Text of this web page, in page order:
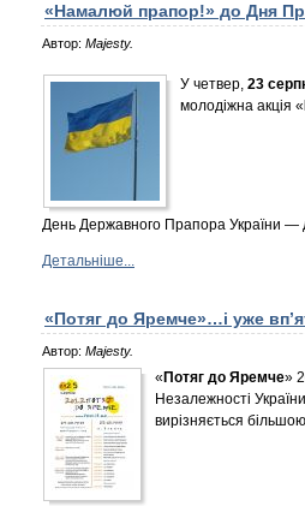
«Намалюй прапор!» до Дня
Автор: Majesty.
У четвер, 23
молодіжна акція «
День Державного Прапора України —
Детальніше...
«Потяг до Яремче»…і уже
Автор: Majesty.
« Потяг до Яремче»
Незалежності
вирізняється